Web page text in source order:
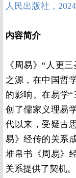
人民出版社， 2024
内容简介
《周易》“人更
之源，在中国哲
的影响。在易学
创了儒家义理易
代以来，受疑古
易》经传的关系
堆帛书《周易》
关系提供了契机。